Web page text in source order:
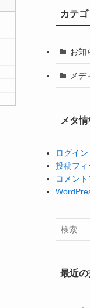
カテ
お知
メデ
メタ情
ログイン
投稿フィ
コメン
最近